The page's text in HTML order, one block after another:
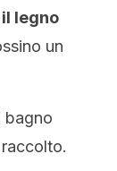
legno
un
bagno